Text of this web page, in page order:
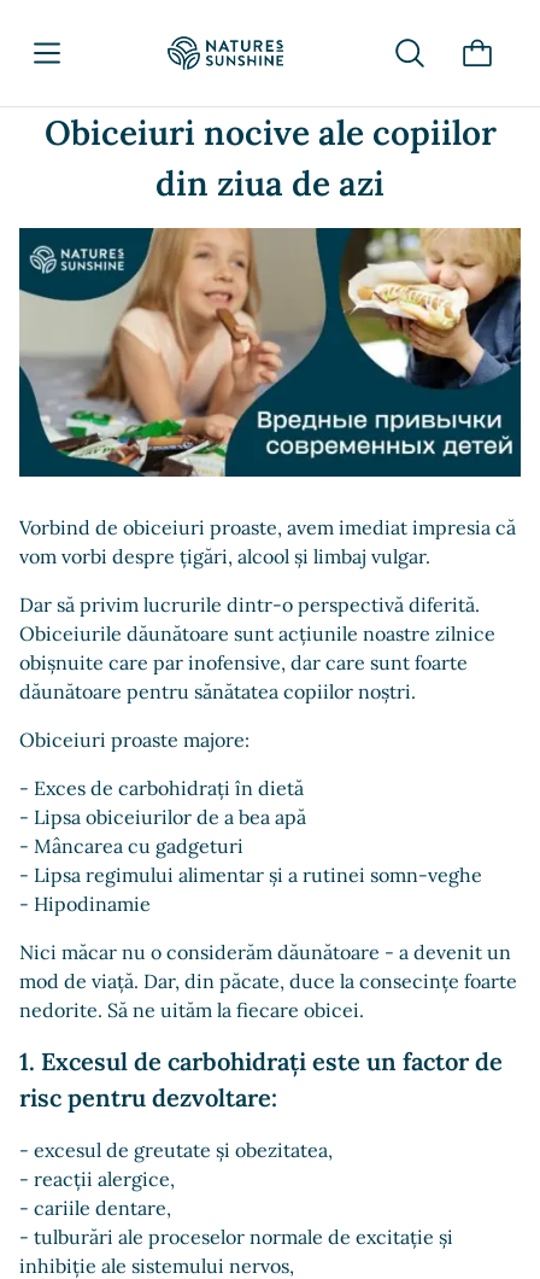
Obiceiuri nocive ale copiilor
din ziua de azi
Vorbind de obiceiuri proaste, avem imediat impresia că
vom vorbi despre țigări, alcool și limbaj vulgar.
Dar să privim lucrurile dintr-o perspectivă diferită.
Obiceiurile dăunătoare sunt acțiunile noastre zilnice
obișnuite care par inofensive, dar care sunt foarte
dăunătoare pentru sănătatea copiilor noștri.
Obiceiuri proaste majore:
- Exces de carbohidrați în dietă
- Lipsa obiceiurilor de a bea apă
- Mâncarea cu gadgeturi
- Lipsa regimului alimentar și a rutinei somn-veghe
- Hipodinamie
Nici măcar nu o considerăm dăunătoare - a devenit un
mod de viață. Dar, din păcate, duce la consecințe foarte
nedorite. Să ne uităm la fiecare obicei.
1. Excesul de carbohidrați este un factor de
risc pentru dezvoltare:
- excesul de greutate și obezitatea,
- reacții alergice,
- cariile dentare,
- tulburări ale proceselor normale de excitație și
inhibiție ale sistemului nervos,